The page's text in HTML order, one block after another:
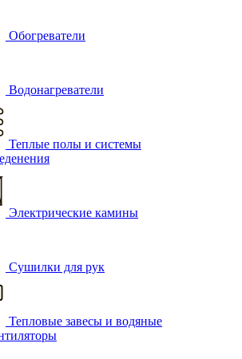
Обогреватели
Водонагреватели
Теплые полы и системы
Электрические камины
Сушилки для рук
Тепловые завесы и водяные